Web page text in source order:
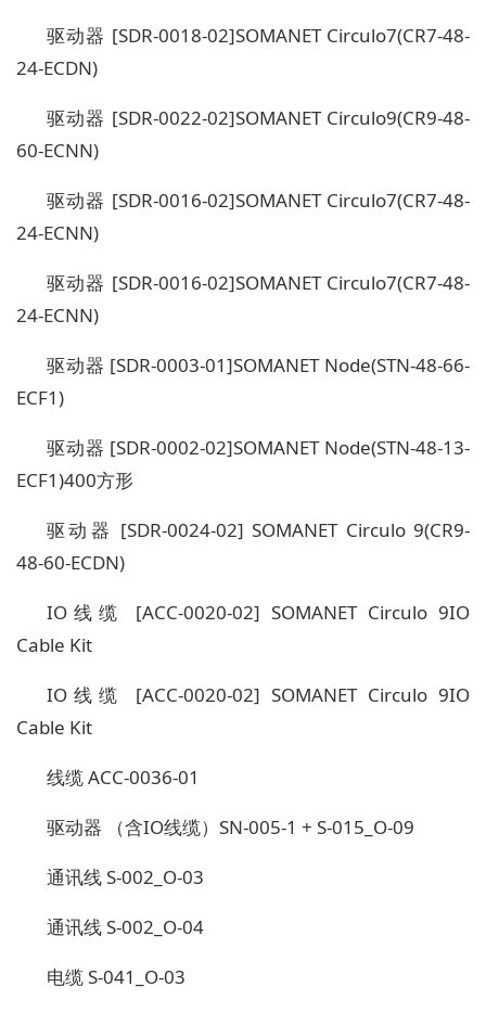
驱动器 [SDR-0018-02]SOMANET Circulo7(CR7-48-
24-ECDN)
驱动器 [SDR-0022-02]SOMANET Circulo9(CR9-48-
60-ECNN)
驱动器 [SDR-0016-02]SOMANET Circulo7(CR7-48-
24-ECNN)
驱动器 [SDR-0016-02]SOMANET Circulo7(CR7-48-
24-ECNN)
驱动器 [SDR-0003-01]SOMANET Node(STN-48-66-
ECF1)
驱动器 [SDR-0002-02]SOMANET Node(STN-48-13-
ECF1)400方形
驱动器 [SDR-0024-02] SOMANET Circulo 9(CR9-
48-60-ECDN)
IO线缆 [ACC-0020-02] SOMANET Circulo 9IO
Cable Kit
IO线缆 [ACC-0020-02] SOMANET Circulo 9IO
Cable Kit
线缆 ACC-0036-01
驱动器 （含IO线缆）SN-005-1 + S-015_O-09
通讯线 S-002_O-03
通讯线 S-002_O-04
电缆 S-041_O-03